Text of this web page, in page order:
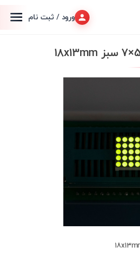
ورود / ثبت نام